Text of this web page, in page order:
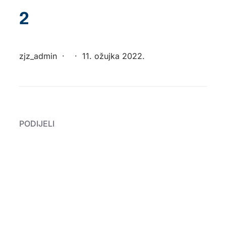
2
zjz_admin · · 11. ožujka 2022.
PODIJELI